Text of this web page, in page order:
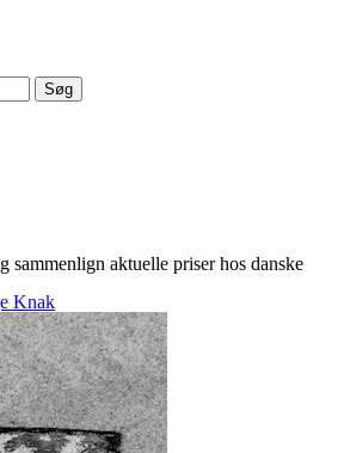
Søg
sammenlign aktuelle priser hos danske
Knak